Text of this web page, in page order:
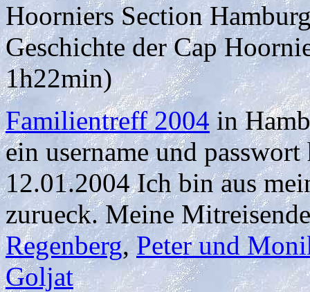
Hoorniers Section
Geschichte der Cap
1h22min)
Familientreff 2004 in
ein username und passwort
12.01.2004 Ich bin aus
zurueck. Meine
Regenberg,Peter und
Goljat